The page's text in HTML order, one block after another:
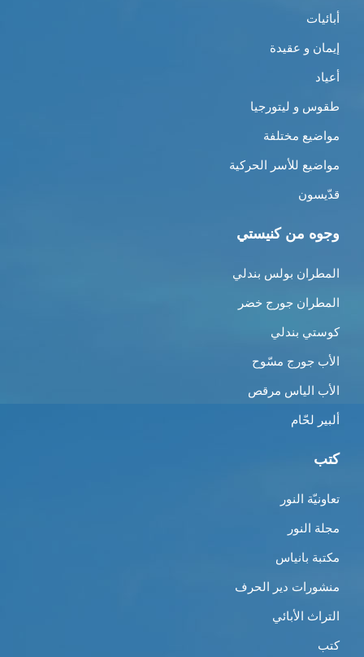
أبائيات
إيمان و عقيدة
أعياد
طقوس و ليتورجيا
مواضيع مختلفة
مواضيع للأسر الحركية
قدّيسون
وجوه من كنيستي
المطران بولس بندلي
المطران جورج خضر
كوستي بندلي
الأب جورج مسّوح
الأب الياس مرقص
ألبير لحّام
كتب
تعاونيّة النور
مجلة النور
مكتبة بانياس
منشورات دير الحرف
التراث الأبائي
كتب